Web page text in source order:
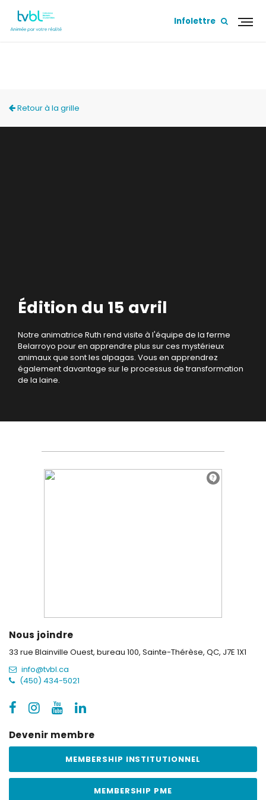
Infolettre
Retour à la grille
Édition du 15 avril
Notre animatrice Ruth rend visite à l'équipe de la ferme
Belarroyo pour en apprendre plus sur ces mystérieux
animaux que sont les alpagas. Vous en apprendrez
également davantage sur le processus de transformation
de la laine.
Nous joindre
33 rue Blainville Ouest, bureau 100, Sainte-Thérèse, QC, J7E 1X1
info@tvbl.ca
(450) 434-5021
Devenir membre
MEMBERSHIP INSTITUTIONNEL
MEMBERSHIP PME